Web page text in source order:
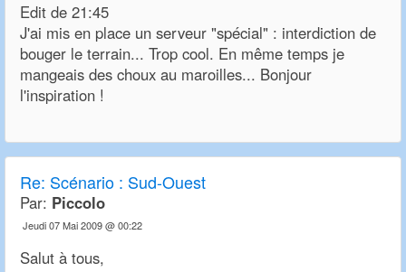
Edit de 21:45
J'ai mis en place un serveur "spécial" : interdiction de
bouger le terrain... Trop cool. En même temps je
mangeais des choux au maroilles... Bonjour
l'inspiration !
Re: Scénario : Sud-Ouest
Par: Piccolo
Jeudi 07 Mai 2009 @ 00:22
Salut à tous,